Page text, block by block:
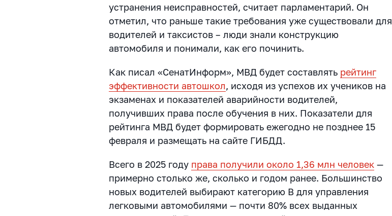
устранения неисправностей, считает парламентарий. Он
отметил, что раньше такие требования уже существовали для
водителей и таксистов – люди знали конструкцию
автомобиля и понимали, как его починить.
Как писал «СенатИнформ», МВД будет составлять рейтинг
эффективности автошкол, исходя из успехов их учеников на
экзаменах и показателей аварийности водителей,
получивших права после обучения в них. Показатели для
рейтинга МВД будет формировать ежегодно не позднее 15
февраля и размещать на сайте ГИБДД.
Всего в 2025 году права получили около 1,36 млн человек —
примерно столько же, сколько и годом ранее. Большинство
новых водителей выбирают категорию В для управления
легковыми автомобилями — почти 80% всех выданных